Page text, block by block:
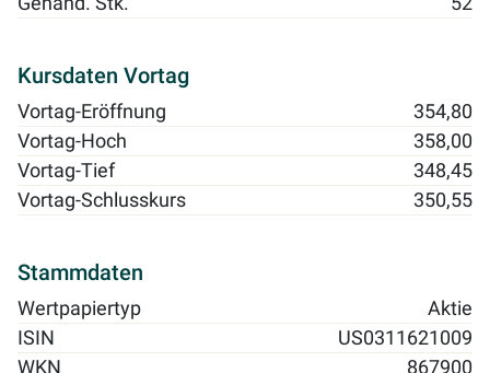
Kursdaten Vortag
Vortag-Eröffnung
354,80
Vortag-Hoch
358,00
Vortag-Tief
348,45
Vortag-Schlusskurs
350,55
Stammdaten
Wertpapiertyp
Aktie
ISIN
US0311621009
WKN
867900